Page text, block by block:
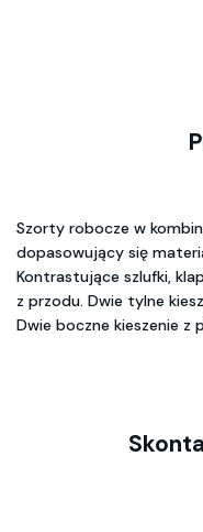
Szorty robocze w
dopasowujący się
Kontrastujące szlufki,
z przodu. Dwie tylne
Dwie boczne kieszenie z